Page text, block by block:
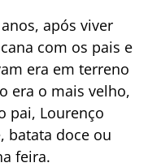
após viver
com os pais e
era em terreno
era o mais velho,
pai, Lourenço
batata doce ou
feira.